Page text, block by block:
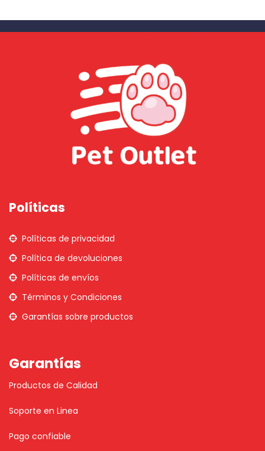
Políticas
Políticas de privacidad
Política de devoluciones
Políticas de envíos
Términos y Condiciones
Garantías sobre productos
Garantías
Productos de Calidad
Soporte en Linea
Pago confiable